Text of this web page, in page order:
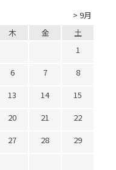
> 9月
木 金
土
1
6 7
8
13 14
15
20 21
22
27 28
29